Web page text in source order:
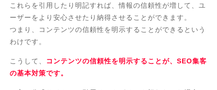
これらを引用したり明記すれば、情報の信頼性が増して、ユ
ーザーをより安心させたり納得させることができます。
つまり、コンテンツの信頼性を明示することができるという
わけです。
こうして、
コンテンツの信頼性を明示することが、SEO集客
の基本対策です。